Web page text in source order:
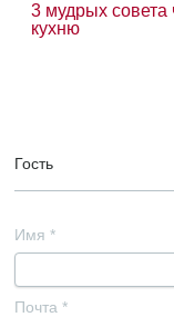
3 мудрых совета
кухню
Гость
Имя *
Почта *